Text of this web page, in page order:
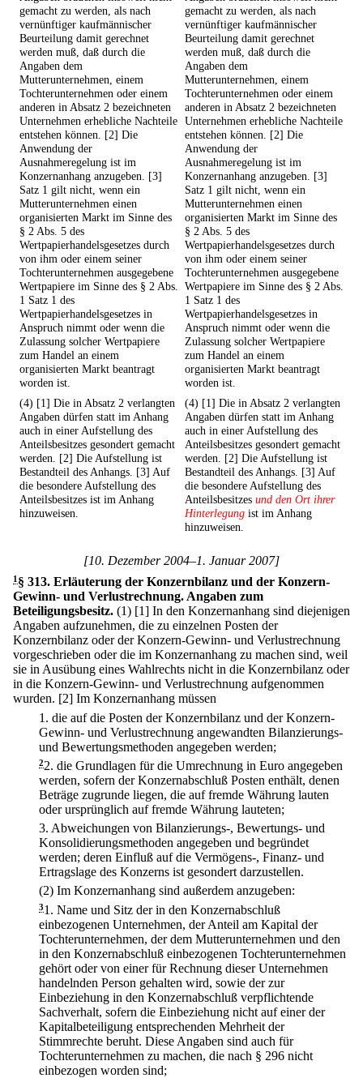
gemacht zu werden, als nach
vernünftiger kaufmännischer
Beurteilung damit gerechnet
werden muß, daß durch die
Angaben dem
Mutterunternehmen, einem
Tochterunternehmen oder einem
anderen in Absatz 2 bezeichneten
Unternehmen erhebliche Nachteile
entstehen können. [2] Die
Anwendung der
Ausnahmeregelung ist im
Konzernanhang anzugeben. [3]
Satz 1 gilt nicht, wenn ein
Mutterunternehmen einen
organisierten Markt im Sinne des
§ 2 Abs. 5 des
Wertpapierhandelsgesetzes durch
von ihm oder einem seiner
Tochterunternehmen ausgegebene
Wertpapiere im Sinne des § 2 Abs.
1 Satz 1 des
Wertpapierhandelsgesetzes in
Anspruch nimmt oder wenn die
Zulassung solcher Wertpapiere
zum Handel an einem
organisierten Markt beantragt
worden ist.
gemacht zu werden, als nach
vernünftiger kaufmännischer
Beurteilung damit gerechnet
werden muß, daß durch die
Angaben dem
Mutterunternehmen, einem
Tochterunternehmen oder einem
anderen in Absatz 2 bezeichneten
Unternehmen erhebliche Nachteile
entstehen können. [2] Die
Anwendung der
Ausnahmeregelung ist im
Konzernanhang anzugeben. [3]
Satz 1 gilt nicht, wenn ein
Mutterunternehmen einen
organisierten Markt im Sinne des
§ 2 Abs. 5 des
Wertpapierhandelsgesetzes durch
von ihm oder einem seiner
Tochterunternehmen ausgegebene
Wertpapiere im Sinne des § 2 Abs.
1 Satz 1 des
Wertpapierhandelsgesetzes in
Anspruch nimmt oder wenn die
Zulassung solcher Wertpapiere
zum Handel an einem
organisierten Markt beantragt
worden ist.
(4) [1] Die in Absatz 2 verlangten
Angaben dürfen statt im Anhang
auch in einer Aufstellung des
Anteilsbesitzes gesondert gemacht
werden. [2] Die Aufstellung ist
Bestandteil des Anhangs. [3] Auf
die besondere Aufstellung des
Anteilsbesitzes ist im Anhang
hinzuweisen.
(4) [1] Die in Absatz 2 verlangten
Angaben dürfen statt im Anhang
auch in einer Aufstellung des
Anteilsbesitzes gesondert gemacht
werden. [2] Die Aufstellung ist
Bestandteil des Anhangs. [3] Auf
die besondere Aufstellung des
Anteilsbesitzes und den Ort ihrer
Hinterlegung ist im Anhang
hinzuweisen.
[10. Dezember 2004–1. Januar 2007]
1§ 313. Erläuterung der Konzernbilanz und der Konzern-
Gewinn- und Verlustrechnung. Angaben zum
Beteiligungsbesitz. (1) [1] In den Konzernanhang sind diejenigen
Angaben aufzunehmen, die zu einzelnen Posten der
Konzernbilanz oder der Konzern-Gewinn- und Verlustrechnung
vorgeschrieben oder die im Konzernanhang zu machen sind, weil
sie in Ausübung eines Wahlrechts nicht in die Konzernbilanz oder
in die Konzern-Gewinn- und Verlustrechnung aufgenommen
wurden. [2] Im Konzernanhang müssen
1. die auf die Posten der Konzernbilanz und der Konzern-
Gewinn- und Verlustrechnung angewandten Bilanzierungs-
und Bewertungsmethoden angegeben werden;
22. die Grundlagen für die Umrechnung in Euro angegeben
werden, sofern der Konzernabschluß Posten enthält, denen
Beträge zugrunde liegen, die auf fremde Währung lauten
oder ursprünglich auf fremde Währung lauteten;
3. Abweichungen von Bilanzierungs-, Bewertungs- und
Konsolidierungsmethoden angegeben und begründet
werden; deren Einfluß auf die Vermögens-, Finanz- und
Ertragslage des Konzerns ist gesondert darzustellen.
(2) Im Konzernanhang sind außerdem anzugeben:
31. Name und Sitz der in den Konzernabschluß
einbezogenen Unternehmen, der Anteil am Kapital der
Tochterunternehmen, der dem Mutterunternehmen und den
in den Konzernabschluß einbezogenen Tochterunternehmen
gehört oder von einer für Rechnung dieser Unternehmen
handelnden Person gehalten wird, sowie der zur
Einbeziehung in den Konzernabschluß verpflichtende
Sachverhalt, sofern die Einbeziehung nicht auf einer der
Kapitalbeteiligung entsprechenden Mehrheit der
Stimmrechte beruht. Diese Angaben sind auch für
Tochterunternehmen zu machen, die nach § 296 nicht
einbezogen worden sind;